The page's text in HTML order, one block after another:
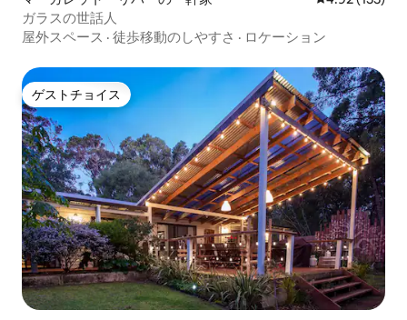
ガラスの世話人
屋外スペース · 徒歩移動のしやすさ · ロケーション
ゲストチョイス
ゲストチョイス